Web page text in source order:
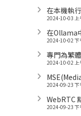
在本機執
2024-10-03 上
在Ollama
2024-10-02 下
專門為繁
2024-10-02 上
2024-09-23 下
WebRTC
2024-09-23 下